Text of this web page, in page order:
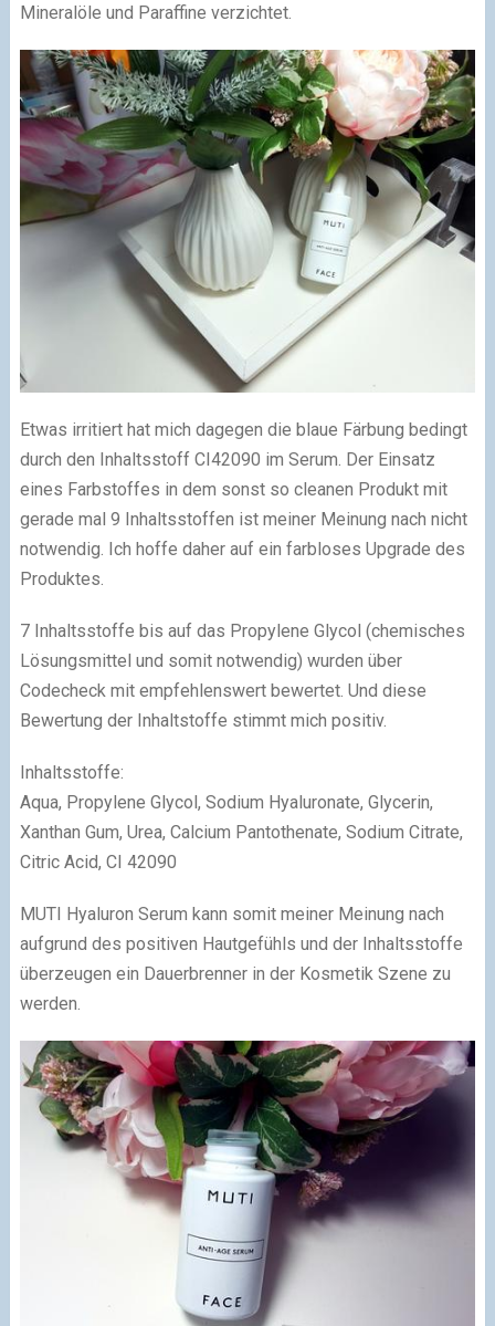
Mineralöle und Paraffine verzichtet.
Etwas irritiert hat mich dagegen die blaue Färbung bedingt
durch den Inhaltsstoff CI42090 im Serum. Der Einsatz
eines Farbstoffes in dem sonst so cleanen Produkt mit
gerade mal 9 Inhaltsstoffen ist meiner Meinung nach nicht
notwendig. Ich hoffe daher auf ein farbloses Upgrade des
Produktes.
7 Inhaltsstoffe bis auf das Propylene Glycol (chemisches
Lösungsmittel und somit notwendig) wurden über
Codecheck mit empfehlenswert bewertet. Und diese
Bewertung der Inhaltstoffe stimmt mich positiv.
Inhaltsstoffe:
Aqua, Propylene Glycol, Sodium Hyaluronate, Glycerin,
Xanthan Gum, Urea, Calcium Pantothenate, Sodium Citrate,
Citric Acid, CI 42090
MUTI Hyaluron Serum kann somit meiner Meinung nach
aufgrund des positiven Hautgefühls und der Inhaltsstoffe
überzeugen ein Dauerbrenner in der Kosmetik Szene zu
werden.